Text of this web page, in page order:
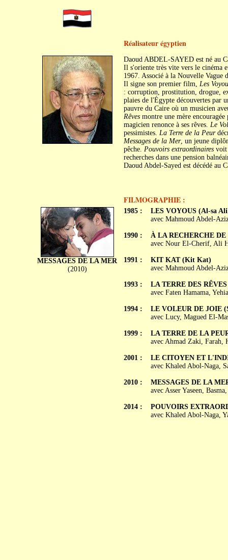
Réalisateur égyptien
Daoud ABDEL-SAYED est né au
Il s'oriente très vite vers le cinéma
1967. Associé à la Nouvelle Vague
Il signe son premier film, Les
: corruption, prostitution, drogue,
plaies de l'Égypte découvertes par
pauvre du Caire où un musicien
Rêvesmontre une mère
magicien renonce à ses rêves. Le
pessimistes. La Terre de la Peur
Messages de la Mer, un jeune
pêche. Pouvoirs extraordinairesvoit
recherches dans une pension
Daoud Abdel-Sayed est décédé au
FILMOGRAPHIE :
MESSAGES DE LA MER
(2010)
1985 :
1990 :
1991 :
1993 :
1994 :
1999 :
2001 :
2010 :
2014 :
LES VOYOUS (Al-sa
avec Mahmoud Abdel-
À LA RECHERCHE
avec Nour El-Cherif, Ali
KIT KAT (Kit Kat)
avec Mahmoud Abdel-
LA TERRE DES
avec Faten Hamama,
LE VOLEUR DE JOIE
avec Lucy, Magued El-
LA TERRE DE LA
avec Ahmad Zaki, Farah,
LE CITOYEN ET
avec Khaled Abol-Naga,
MESSAGES DE LA
avec Asser Yaseen,
POUVOIRS
avec Khaled Abol-Naga,